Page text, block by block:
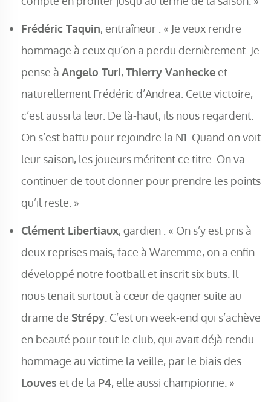
Frédéric Taquin, entraîneur : « Je veux rendre
hommage à ceux qu’on a perdu dernièrement. Je
pense à Angelo Turi, Thierry Vanhecke et
naturellement Frédéric d’Andrea. Cette victoire,
c’est aussi la leur. De là-haut, ils nous regardent.
On s’est battu pour rejoindre la N1. Quand on voit
leur saison, les joueurs méritent ce titre. On va
continuer de tout donner pour prendre les points
qu’il reste. »
Clément Libertiaux, gardien : « On s’y est pris à
deux reprises mais, face à Waremme, on a enfin
développé notre football et inscrit six buts. Il
nous tenait surtout à cœur de gagner suite au
drame de Strépy . C’est un week-end qui s’achève
en beauté pour tout le club, qui avait déjà rendu
hommage au victime la veille, par le biais des
Louves et de la P4, elle aussi championne. »